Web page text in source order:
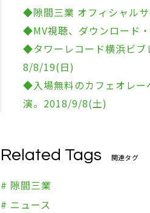
◆隙間三業 オフィシャルサ
◆MV視聴、ダウンロード
◆タワーレコード横浜ビブ
8/8/19(日)
◆入場無料のカフェオレ
演。2018/9/8(土)
Related Tags 関連タグ
# 隙間三業
# ニュース